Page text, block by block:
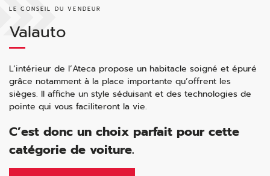
LE CONSEIL DU VENDEUR
Valauto
L’intérieur de l’Ateca propose un habitacle soigné et épuré
grâce notamment à la place importante qu’offrent les
sièges. Il affiche un style séduisant et des technologies de
pointe qui vous faciliteront la vie.
C’est donc un choix parfait pour cette
catégorie de voiture.